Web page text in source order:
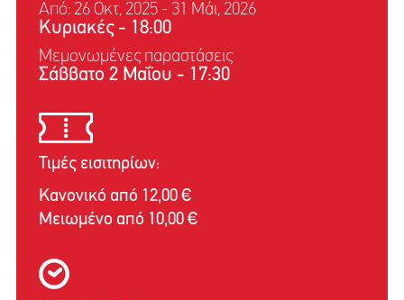
Από: 26 Οκτ, 2025 - 31 Μάι, 2026
Κυριακές- 18:00
Μεμονωμένες παραστάσεις
Σάββατο 2 Μαΐου - 17:30
Τιμές εισιτηρίων:
Κανονικό από 12,00 €
Μειωμένο από 10,00 €